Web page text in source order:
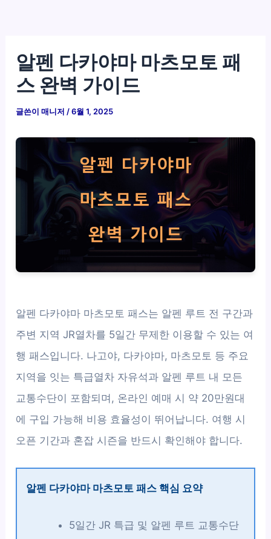
알펜 다카야마 마츠모토 패
스 완벽 가이드
글쓴이매니저 /6월 1, 2025
알펜 다카야마 마츠모토 패스는 알펜 루트 전 구간과
주변 지역 JR열차를 5일간 무제한 이용할 수 있는 여
행 패스입니다. 나고야, 다카야마, 마츠모토 등 주요
지역을 잇는 특급열차 자유석과 알펜 루트 내 모든
교통수단이 포함되며, 온라인 예매 시 약 20만원대
에 구입 가능해 비용 효율성이 뛰어납니다. 여행 시
오픈 기간과 혼잡 시즌을 반드시 확인해야 합니다.
알펜 다카야마 마츠모토 패스 핵심 요약
5일간 JR 특급 및 알펜 루트 교통수단